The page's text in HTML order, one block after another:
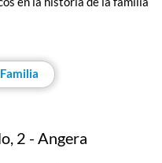
2 - Angera